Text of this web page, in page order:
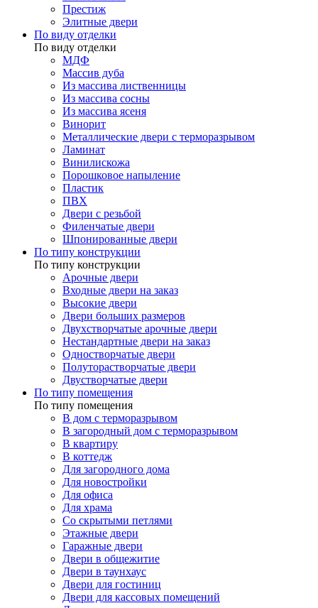
Престиж
Элитные двери
По виду отделки
По виду отделки
МДФ
Массив дуба
Из массива лиственницы
Из массива сосны
Из массива ясеня
Винорит
Металлические двери с терморазрывом
Ламинат
Винилискожа
Порошковое напыление
Пластик
ПВХ
Двери с резьбой
Филенчатые двери
Шпонированные двери
По типу конструкции
По типу конструкции
Арочные двери
Входные двери на заказ
Высокие двери
Двери больших размеров
Двухстворчатые арочные двери
Нестандартные двери на заказ
Одностворчатые двери
Полуторастворчатые двери
Двустворчатые двери
По типу помещения
По типу помещения
В дом с терморазрывом
В загородный дом с терморазрывом
В квартиру
В коттедж
Для загородного дома
Для новостройки
Для офиса
Для храма
Со скрытыми петлями
Этажные двери
Гаражные двери
Двери в общежитие
Двери в таунхаус
Двери для гостиниц
Двери для кассовых помещений